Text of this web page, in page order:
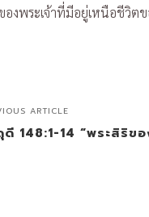
งพระเจ้าที่มีอยู่เหนือชีวิ
ARTICLE
148:1-14 “พระสิริขอ